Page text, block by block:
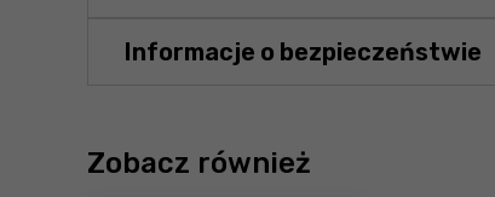
Informacje o bezpieczeństwie
Zobacz również